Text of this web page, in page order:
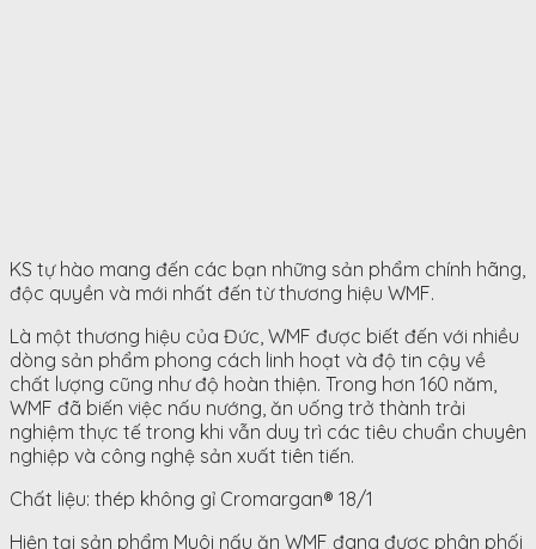
KS tự hào mang đến các bạn những sản phẩm chính hãng,
độc quyền và mới nhất đến từ thương hiệu WMF.
Là một thương hiệu của Đức, WMF được biết đến với nhiều
dòng sản phẩm phong cách linh hoạt và độ tin cậy về
chất lượng cũng như độ hoàn thiện. Trong hơn 160 năm,
WMF đã biến việc nấu nướng, ăn uống trở thành trải
nghiệm thực tế trong khi vẫn duy trì các tiêu chuẩn chuyên
nghiệp và công nghệ sản xuất tiên tiến.
Chất liệu: thép không gỉ Cromargan® 18/1
Hiện tại sản phẩm Muôi nấu ăn WMF đang được phân phối